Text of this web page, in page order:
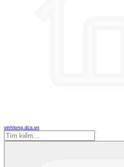
vinhlong.dcs.vn